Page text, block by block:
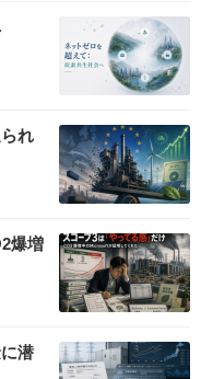
れ
爆増
潜